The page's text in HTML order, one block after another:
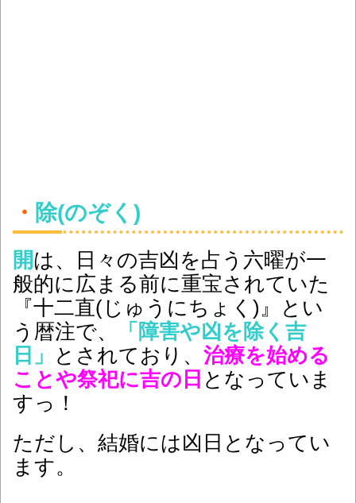
・ 除(のぞく)
開は、日々の吉凶を占う六曜が一
般的に広まる前に重宝されていた
『十二直(じゅうにちょく)』とい
う暦注で、
「障害や凶を除く吉
日」 とされており、 治療を始める
ことや祭祀に吉の日 となっていま
すっ！
ただし、結婚には凶日となってい
ます。